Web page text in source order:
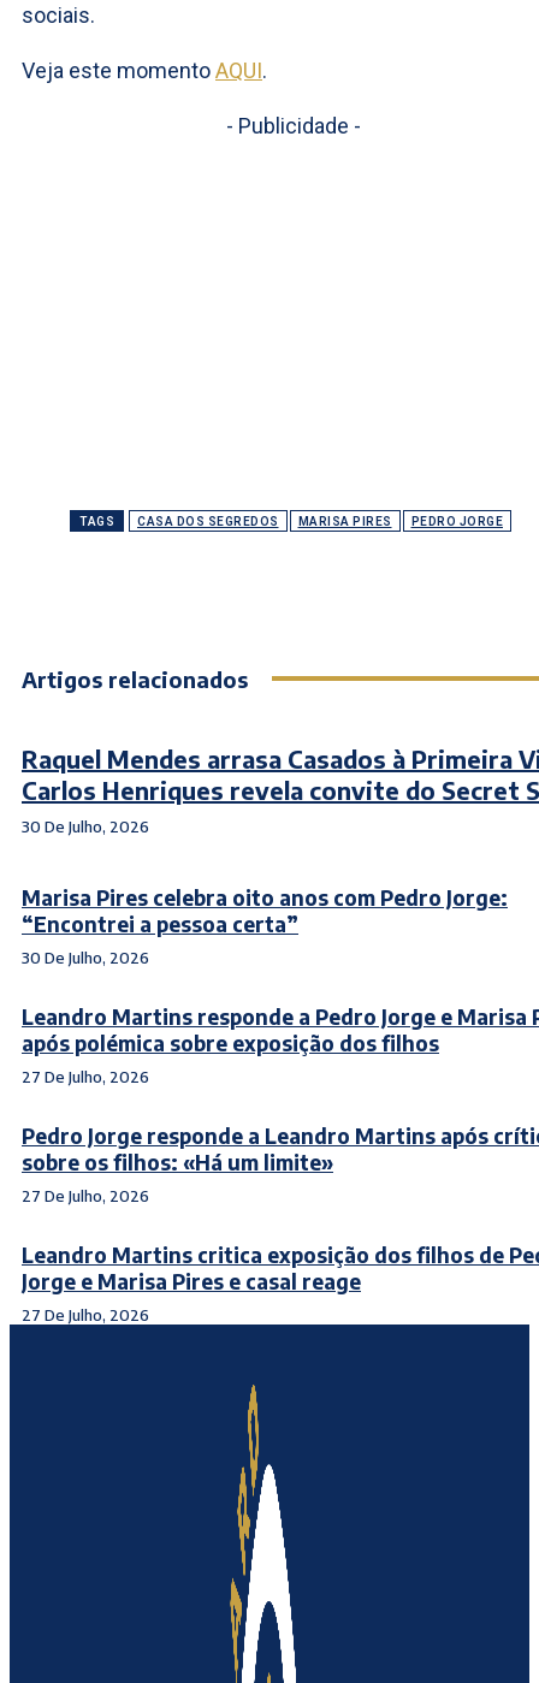
sociais.
Veja este momentoAQUI.
- Publicidade -
TAGS CASA DOS SEGREDOS MARISA PIRES PEDRO JORGE
Artigos relacionados
Raquel Mendes arrasa Casados à Primeira
Carlos Henriques revela convite do Secret
30 De Julho, 2026
Marisa Pires celebra oito anos com Pedro Jorge:
“Encontrei a pessoa certa”
30 De Julho, 2026
Leandro Martins responde a Pedro Jorge e Marisa
após polémica sobre exposição dos filhos
27 De Julho, 2026
Pedro Jorge responde a Leandro Martins após
sobre os filhos: «Há um limite»
27 De Julho, 2026
Leandro Martins critica exposição dos filhos de
Jorge e Marisa Pires e casal reage
27 De Julho, 2026